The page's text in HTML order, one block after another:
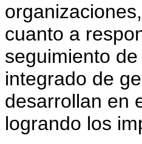
cuanto a
seguimiento
integrado de
desarrollan en
logrando los